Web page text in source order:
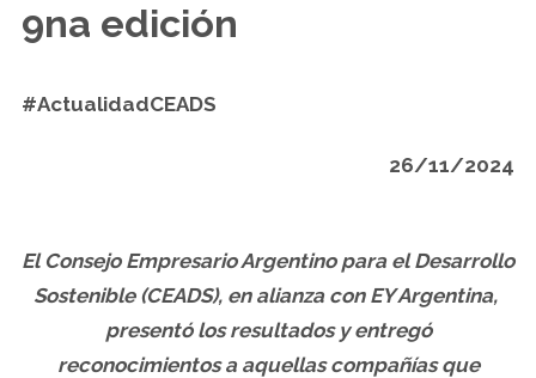
9na edición
#ActualidadCEADS
26/11/2024
El Consejo Empresario Argentino para el Desarrollo
Sostenible (CEADS), en alianza con EY Argentina,
presentó los resultados y entregó
reconocimientos a aquellas compañías que